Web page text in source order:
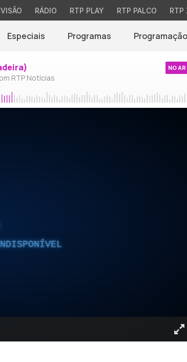
RÁDIO RTP PLAY RTP PALCO RTP
Especiais Programas Programação
RTP Notícias
NO AR